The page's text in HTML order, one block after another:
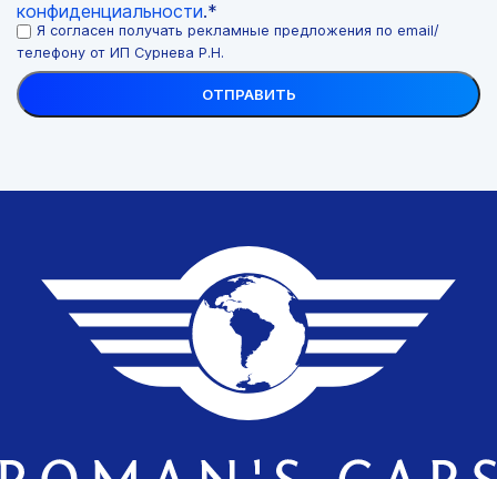
конфиденциальности.*
Я согласен получать рекламные предложения по email/
телефону от ИП Сурнева Р.Н.